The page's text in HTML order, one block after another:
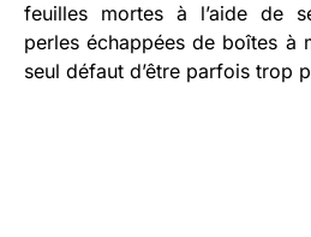
feuilles mortes à l’aide de
perles échappées de boîtes à
seul défaut d’être parfois trop